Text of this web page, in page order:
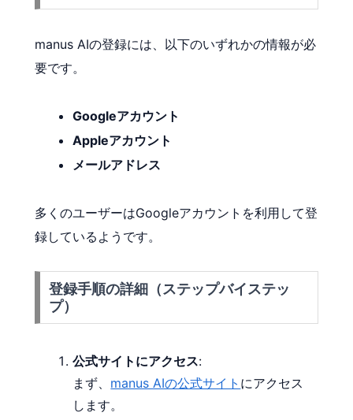
manus AIの登録には、以下のいずれかの情報が必
要です。
Googleアカウント
Appleアカウント
メールアドレス
多くのユーザーはGoogleアカウントを利用して登
録しているようです。
登録手順の詳細（ステップバイステッ
プ）
公式サイトにアクセス:
まず、 manus AIの公式サイト にアクセス
します。